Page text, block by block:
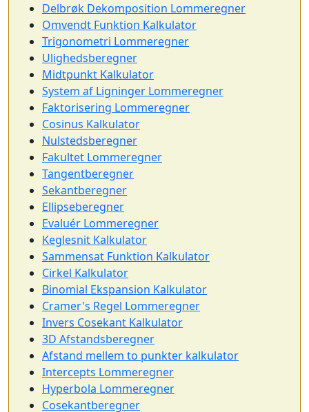
Delbrøk Dekomposition Lommeregner
Omvendt Funktion Kalkulator
Trigonometri Lommeregner
Ulighedsberegner
Midtpunkt Kalkulator
System af Ligninger Lommeregner
Faktorisering Lommeregner
Cosinus Kalkulator
Nulstedsberegner
Fakultet Lommeregner
Tangentberegner
Sekantberegner
Ellipseberegner
Evaluér Lommeregner
Keglesnit Kalkulator
Sammensat Funktion Kalkulator
Cirkel Kalkulator
Binomial Ekspansion Kalkulator
Cramer's Regel Lommeregner
Invers Cosekant Kalkulator
3D Afstandsberegner
Afstand mellem to punkter kalkulator
Intercepts Lommeregner
Hyperbola Lommeregner
Cosekantberegner